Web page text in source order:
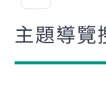
歡
主題導覽